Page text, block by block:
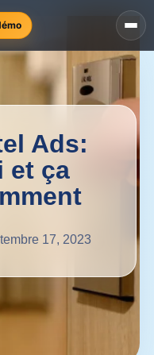
Ads:
et ça
17, 2023